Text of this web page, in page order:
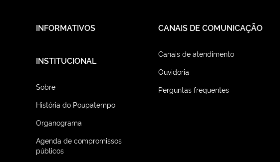
INFORMATIVOS CANAIS DE COMUNICAÇÃO
Canais de atendimento
Ouvidoria
Perguntas frequentes
INSTITUCIONAL
Sobre
História do Poupatempo
Organograma
Agenda de compromissos
públicos